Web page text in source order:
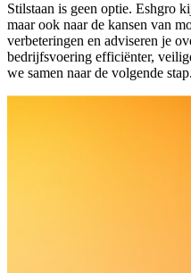
Stilstaan is geen optie. Eshgro
maar ook naar de kansen van
verbeteringen en adviseren je
bedrijfsvoering efficiënter,
we samen naar de volgende stap.